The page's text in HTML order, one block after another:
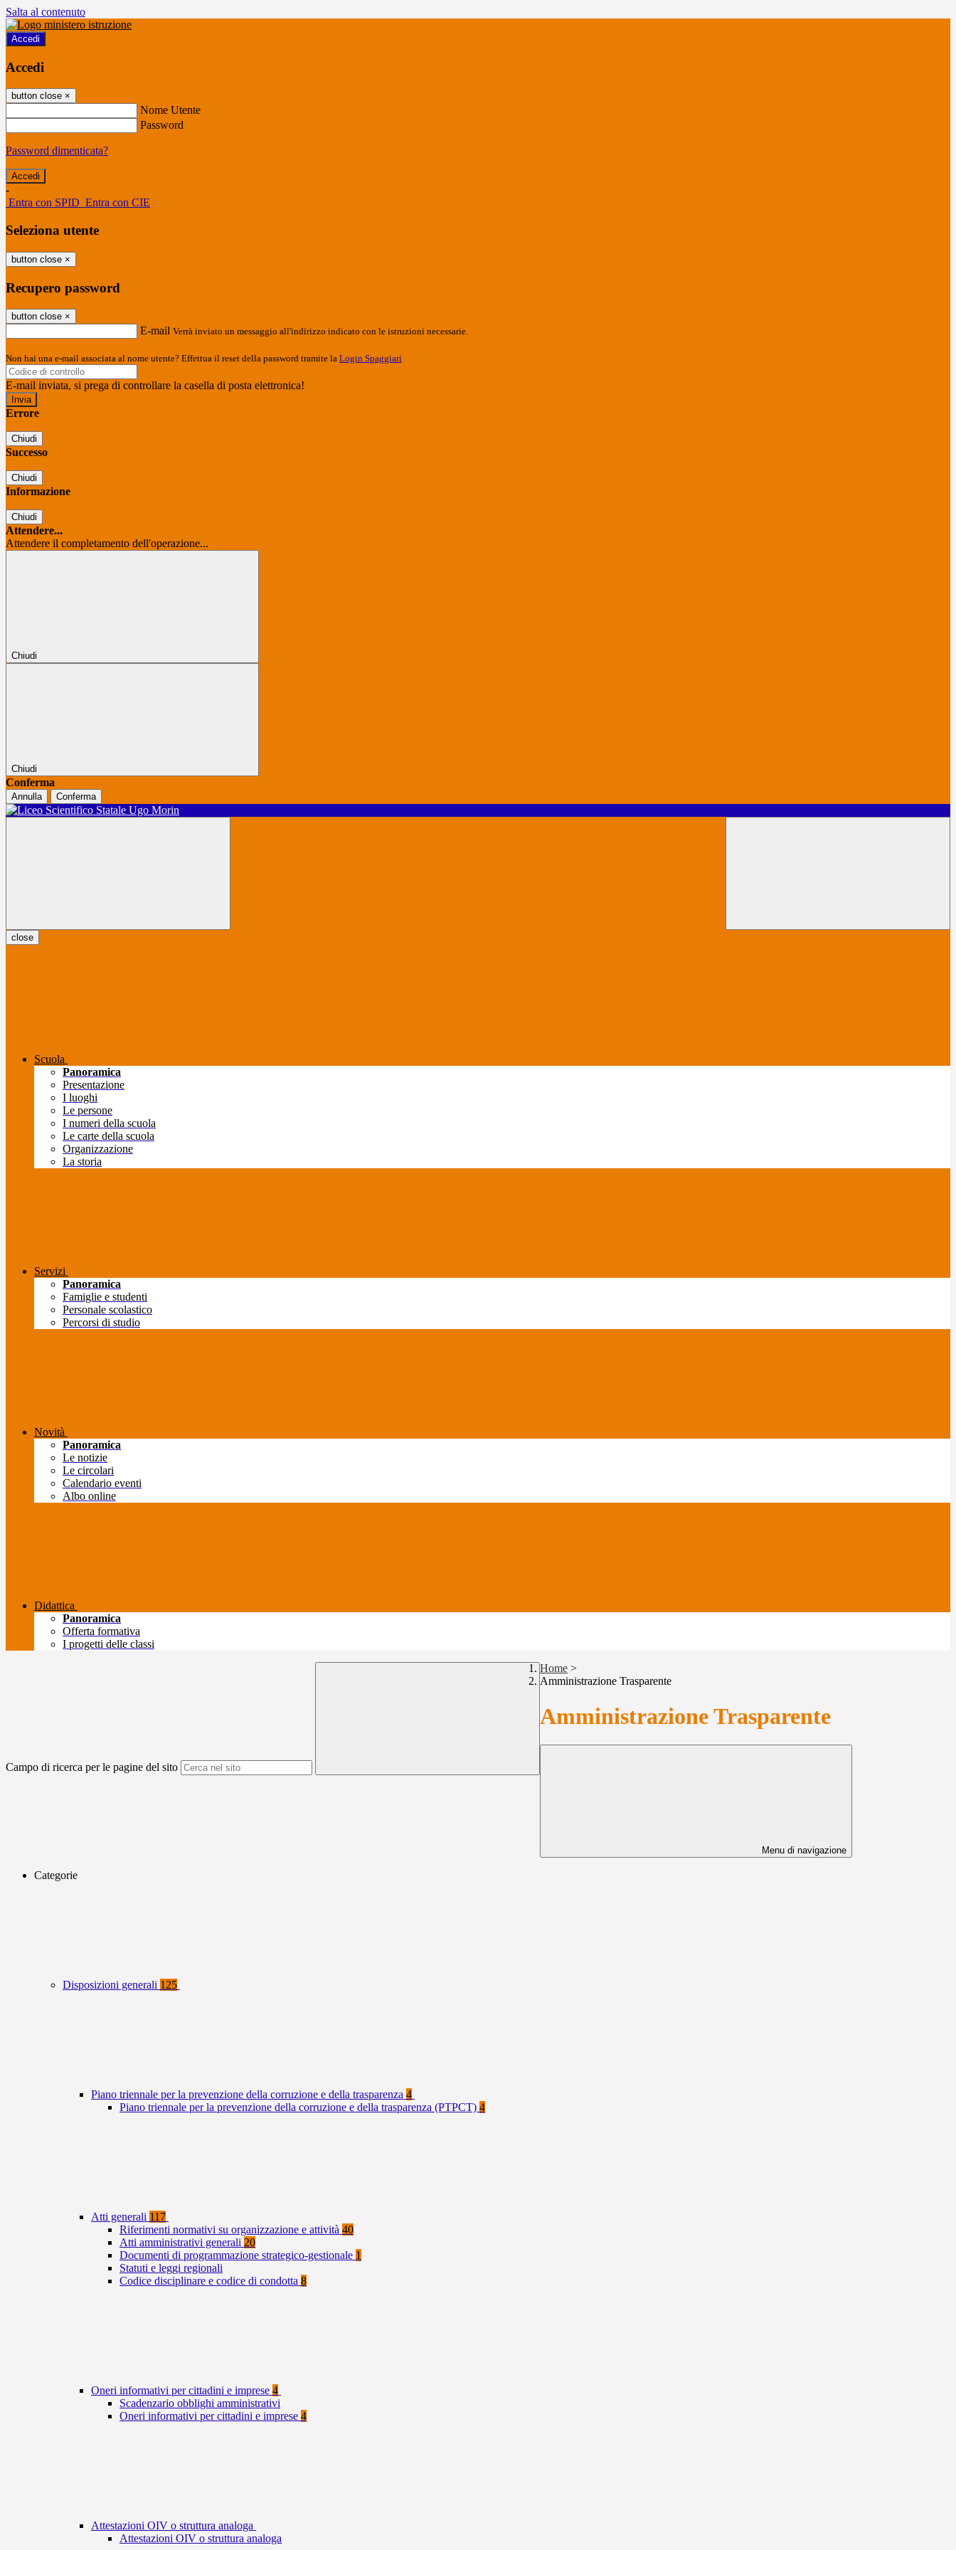
Salta al contenuto
Accedi
Accedi
button close ×
Nome Utente
Password
Password dimenticata?
-
Entra con SPID Entra con CIE
Seleziona utente
button close ×
Recupero password
button close ×
E-mail Verrà inviato un messaggio all'indirizzo indicato con le istruzioni necessarie.
Non hai una e-mail associata al nome utente? Effettua il reset della password tramite la Login Spaggiari
E-mail inviata, si prega di controllare la casella di posta elettronica!
Errore
Chiudi
Successo
Chiudi
Informazione
Chiudi
Attendere...
Attendere il completamento dell'operazione...
Chiudi
Chiudi
Conferma
Annulla Conferma
close
Scuola
Panoramica
Presentazione
I luoghi
Le persone
I numeri della scuola
Le carte della scuola
Organizzazione
La storia
Servizi
Panoramica
Famiglie e studenti
Personale scolastico
Percorsi di studio
Novità
Panoramica
Le notizie
Le circolari
Calendario eventi
Albo online
Didattica
Panoramica
Offerta formativa
I progetti delle classi
Campo di ricerca per le pagine del sito
Home >
Amministrazione Trasparente
Amministrazione Trasparente
Menu di navigazione
Categorie
Disposizioni generali 125
Piano triennale per la prevenzione della corruzione e della trasparenza 4
Piano triennale per la prevenzione della corruzione e della trasparenza (PTPCT) 4
Atti generali 117
Riferimenti normativi su organizzazione e attività 40
Atti amministrativi generali 20
Documenti di programmazione strategico-gestionale 1
Statuti e leggi regionali
Codice disciplinare e codice di condotta 8
Oneri informativi per cittadini e imprese 4
Scadenzario obblighi amministrativi
Oneri informativi per cittadini e imprese 4
Attestazioni OIV o struttura analoga
Attestazioni OIV o struttura analoga